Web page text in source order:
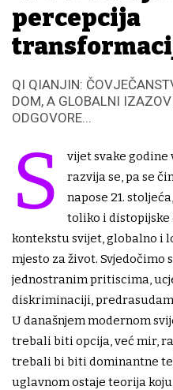
percepcija
QI QIANJIN:
DOM, A GLOBALNI
ODGOVORE...
S
vijet svake
razvija se, pa se
napose 21.
toliko i distopijske
kontekstu svijet, globalno i
mjesto za život. Svjedočimo
jednostranim pritiscima,
diskriminaciji,
U današnjem modernom
trebali biti opcija, već mir,
trebali bi biti dominantne
uglavnom ostaje teorija